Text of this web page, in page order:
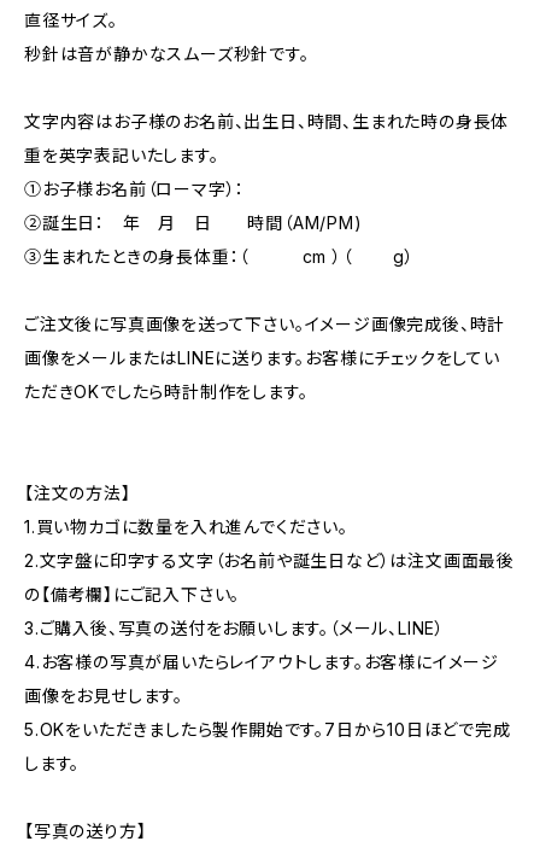
直径サイズ。
秒針は音が静かなスムーズ秒針です。
文字内容はお子様のお名前、出生日、時間、生まれた時の身長体
重を英字表記いたします。
①お子様お名前（ローマ字）：
②誕生日： 年 月 日 時間（AM/PM)
③生まれたときの身長体重：（ cm ）（ g）
ご注文後に写真画像を送って下さい。イメージ画像完成後、時計
画像をメールまたはLINEに送ります。お客様にチェックをしてい
ただきOKでしたら時計制作をします。
【注文の方法】
1.買い物カゴに数量を入れ進んでください。
2.文字盤に印字する文字（お名前や誕生日など）は注文画面最後
の【備考欄】にご記入下さい。
3.ご購入後、写真の送付をお願いします。（メール、LINE）
4.お客様の写真が届いたらレイアウトします。お客様にイメージ
画像をお見せします。
5.OKをいただきましたら製作開始です。7日から10日ほどで完成
します。
【写真の送り方】